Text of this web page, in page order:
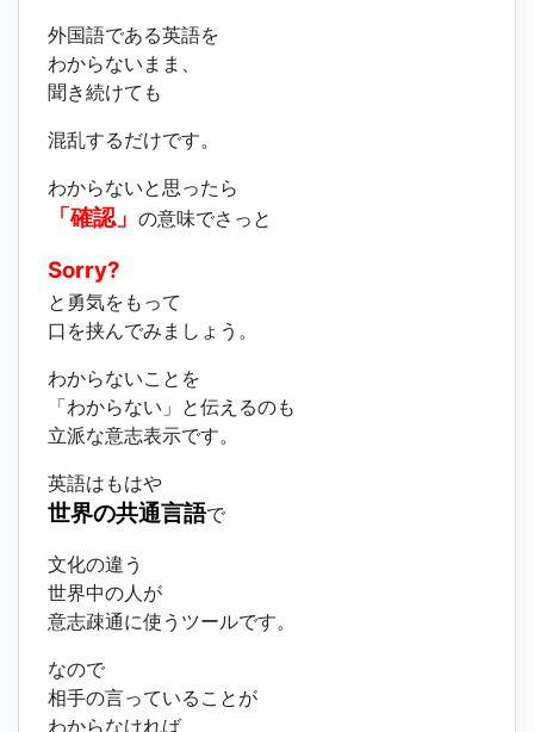
外国語である英語を
わからないまま、
聞き続けても
混乱するだけです。
わからないと思ったら
「確認」 の意味でさっと
Sorry?
と勇気をもって
口を挟んでみましょう。
わからないことを
「わからない」と伝えるのも
立派な意志表示です。
英語はもはや
世界の共通言語で
文化の違う
世界中の人が
意志疎通に使うツールです。
なので
相手の言っていることが
わからなければ